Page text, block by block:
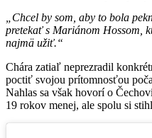
„Chcel by som, aby to bola
pretekať s Mariánom Hossom,
najmä užiť.“
Chára zatiaľ neprezradil
poctiť svojou prítomnosťou
Nahlas sa však hovorí o
19 rokov menej, ale spolu si